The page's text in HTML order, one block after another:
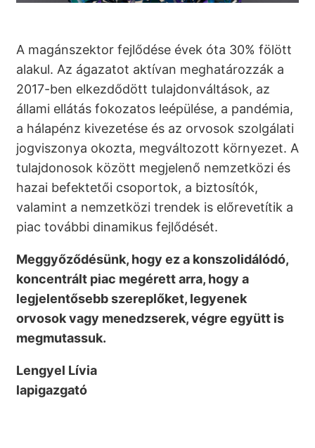
A magánszektor fejlődése évek óta 30% fölött
alakul. Az ágazatot aktívan meghatározzák a
2017-ben elkezdődött tulajdonváltások, az
állami ellátás fokozatos leépülése, a pandémia,
a hálapénz kivezetése és az orvosok szolgálati
jogviszonya okozta, megváltozott környezet. A
tulajdonosok között megjelenő nemzetközi és
hazai befektetői csoportok, a biztosítók,
valamint a nemzetközi trendek is előrevetítik a
piac további dinamikus fejlődését.
Meggyőződésünk, hogy ez a konszolidálódó,
koncentrált piac megérett arra, hogy a
legjelentősebb szereplőket, legyenek
orvosok vagy menedzserek, végre együtt is
megmutassuk.
Lengyel Lívia
lapigazgató